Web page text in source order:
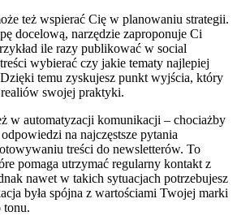
też wspierać Cię w planowaniu strategii.
docelową, narzędzie zaproponuje Ci
ile razy publikować w social
wybierać czy jakie tematy najlepiej
temu zyskujesz punkt wyjścia, który
swojej praktyki.
w automatyzacji komunikacji – chociażby
na najczęstsze pytania
treści do newsletterów. To
pomaga utrzymać regularny kontakt z
nawet w takich sytuacjach potrzebujesz
była spójna z wartościami Twojej marki
tonu.